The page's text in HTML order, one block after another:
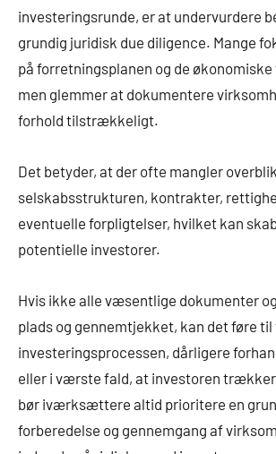
investeringsrunde, er at undervurdere
grundig juridisk due diligence. Mange
på forretningsplanen og de
men glemmer at dokumentere
forhold tilstrækkeligt.
Det betyder, at der ofte mangler
selskabsstrukturen, kontrakter,
eventuelle forpligtelser, hvilket kan
potentielle investorer.
Hvis ikke alle væsentlige dokumenter
plads og gennemtjekket, kan det føre
investeringsprocessen, dårligere
eller i værste fald, at investoren
bør iværksættere altid prioritere en
forberedelse og gennemgang af